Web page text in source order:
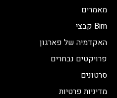
מאמרים
Bim קבצי
האקדמיה של פארגון
פרויקטים נבחרים
סרטונים
מדיניות פרטיות